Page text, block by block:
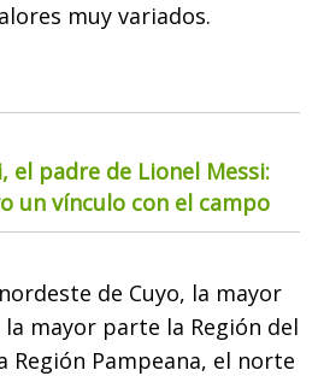
muy variados.
el padre de Lionel Messi:
un vínculo con el campo
de Cuyo, la mayor
mayor parte la Región del
Región Pampeana, el norte